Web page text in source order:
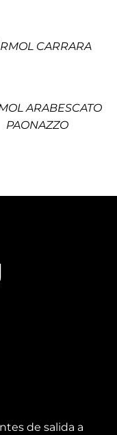
CARRARA
ARABESCATO
PAONAZZO
de salida a